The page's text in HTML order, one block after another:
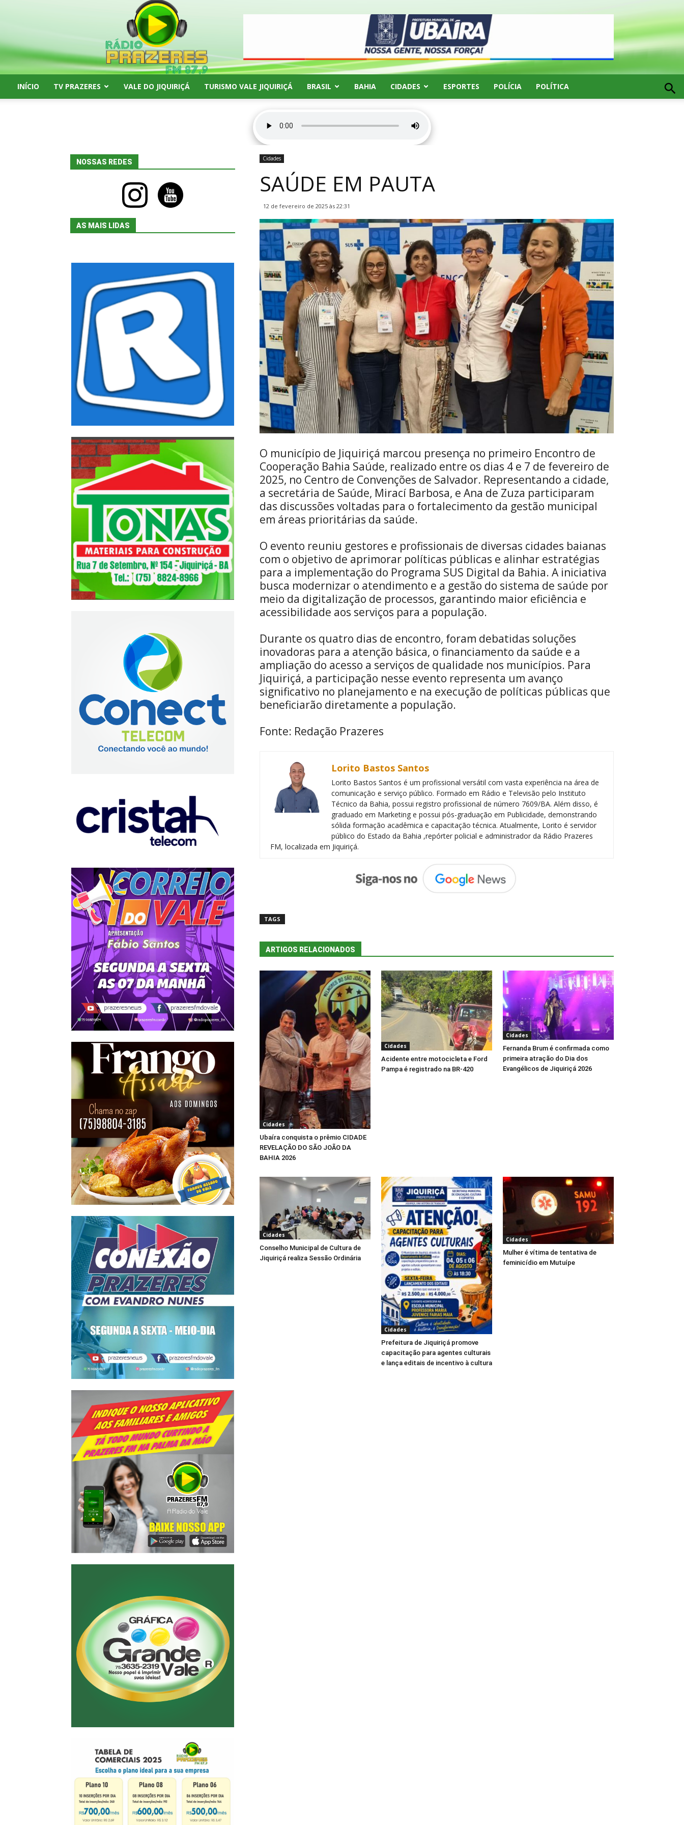
INÍCIO TV PRAZERES VALE DO JIQUIRIÇÁ TURISMO VALE JIQUIRIÇÁ BRASIL BAHIA CIDADES ESPORTES POLÍCIA POLÍTICA
Cidades
SAÚDE EM PAUTA
12 de fevereiro de 2025 às 22:31
O município de Jiquiriçá marcou presença no primeiro Encontro de
Cooperação Bahia Saúde, realizado entre os dias 4 e 7 de fevereiro de
2025, no Centro de Convenções de Salvador. Representando a cidade,
a secretária de Saúde, Mirací Barbosa, e Ana de Zuza participaram
das discussões voltadas para o fortalecimento da gestão municipal
em áreas prioritárias da saúde.
O evento reuniu gestores e profissionais de diversas cidades baianas
com o objetivo de aprimorar políticas públicas e alinhar estratégias
para a implementação do Programa SUS Digital da Bahia. A iniciativa
busca modernizar o atendimento e a gestão do sistema de saúde por
meio da digitalização de processos, garantindo maior eficiência e
acessibilidade aos serviços para a população.
Durante os quatro dias de encontro, foram debatidas soluções
inovadoras para a atenção básica, o financiamento da saúde e a
ampliação do acesso a serviços de qualidade nos municípios. Para
Jiquiriçá, a participação nesse evento representa um avanço
significativo no planejamento e na execução de políticas públicas que
beneficiarão diretamente a população.
Fonte: Redação Prazeres
Lorito Bastos Santos
Lorito Bastos Santos é um profissional versátil com vasta experiência na área de
comunicação e serviço público. Formado em Rádio e Televisão pelo Instituto
Técnico da Bahia, possui registro profissional de número 7609/BA. Além disso, é
graduado em Marketing e possui pós-graduação em Publicidade, demonstrando
sólida formação acadêmica e capacitação técnica. Atualmente, Lorito é servidor
público do Estado da Bahia ,repórter policial e administrador da Rádio Prazeres
FM, localizada em Jiquiriçá.
TAGS
ARTIGOS RELACIONADOS
Cidades
Ubaíra conquista o prêmio CIDADE
REVELAÇÃO DO SÃO JOÃO DA
BAHIA 2026
Cidades
Acidente entre motocicleta e Ford
Pampa é registrado na BR-420
Cidades
Fernanda Brum é confirmada como
primeira atração do Dia dos
Evangélicos de Jiquiriçá 2026
Cidades
Conselho Municipal de Cultura de
Jiquiriçá realiza Sessão Ordinária
Cidades
Prefeitura de Jiquiriçá promove
capacitação para agentes culturais
e lança editais de incentivo à cultura
Cidades
Mulher é vítima de tentativa de
feminicídio em Mutuípe
NOSSAS REDES
instagram youtube
AS MAIS LIDAS